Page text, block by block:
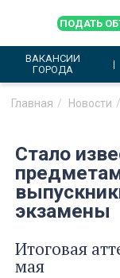
ПОДАТЬ
ВАКАНСИИ
ГОРОДА
Главная Новости
Стало
экзамены
Итоговая
мая